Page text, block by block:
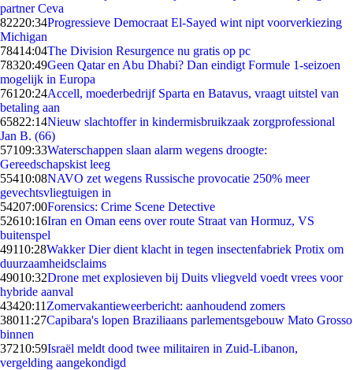
partner Ceva
82220:34Progressieve Democraat El-Sayed wint nipt voorverkiezing
Michigan
78414:04The Division Resurgence nu gratis op pc
78320:49Geen Qatar en Abu Dhabi? Dan eindigt Formule 1-seizoen
mogelijk in Europa
761 20:24Accell, moederbedrijf Sparta en Batavus, vraagt uitstel van
betaling aan
65822:14Nieuw slachtoffer in kindermisbruikzaak zorgprofessional
Jan B. (66)
57109:33Waterschappen slaan alarm wegens droogte:
Gereedschapskist leeg
55410:08NAVO zet wegens Russische provocatie 250% meer
gevechtsvliegtuigen in
54207:00Forensics: Crime Scene Detective
52610:16Iran en Oman eens over route Straat van Hormuz, VS
buitenspel
49110:28Wakker Dier dient klacht in tegen insectenfabriek Protix om
duurzaamheidsclaims
49010:32Drone met explosieven bij Duits vliegveld voedt vrees voor
hybride aanval
43420:11 Zomervakantieweerbericht: aanhoudend zomers
38011:27Capibara's lopen Braziliaans parlementsgebouw Mato Grosso
binnen
37210:59Israël meldt dood twee militairen in Zuid-Libanon,
vergelding aangekondigd